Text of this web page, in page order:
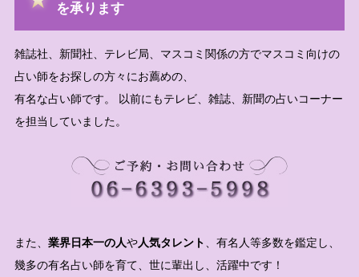
を承ります
雑誌社、新聞社、テレビ局、マスコミ関係の方でマスコミ向けの
占い師をお探しの方々にお薦めの、
有名な占い師です。 以前にもテレビ、雑誌、新聞の占いコーナー
を担当していました。
また、 業界日本一の人や人気タレント、有名人等多数を鑑定し、
幾多の有名占い師を育て、世に輩出し、活躍中です！